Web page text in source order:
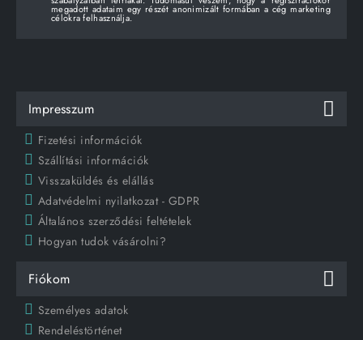
megadott adataim egy részét anonimizált formában a cég marketing
célokra felhasználja.
Impresszum
Fizetési információk
Szállítási információk
Visszaküldés és elállás
Adatvédelmi nyilatkozat - GDPR
Általános szerződési feltételek
Hogyan tudok vásárolni?
Fiókom
Személyes adatok
Rendeléstörténet